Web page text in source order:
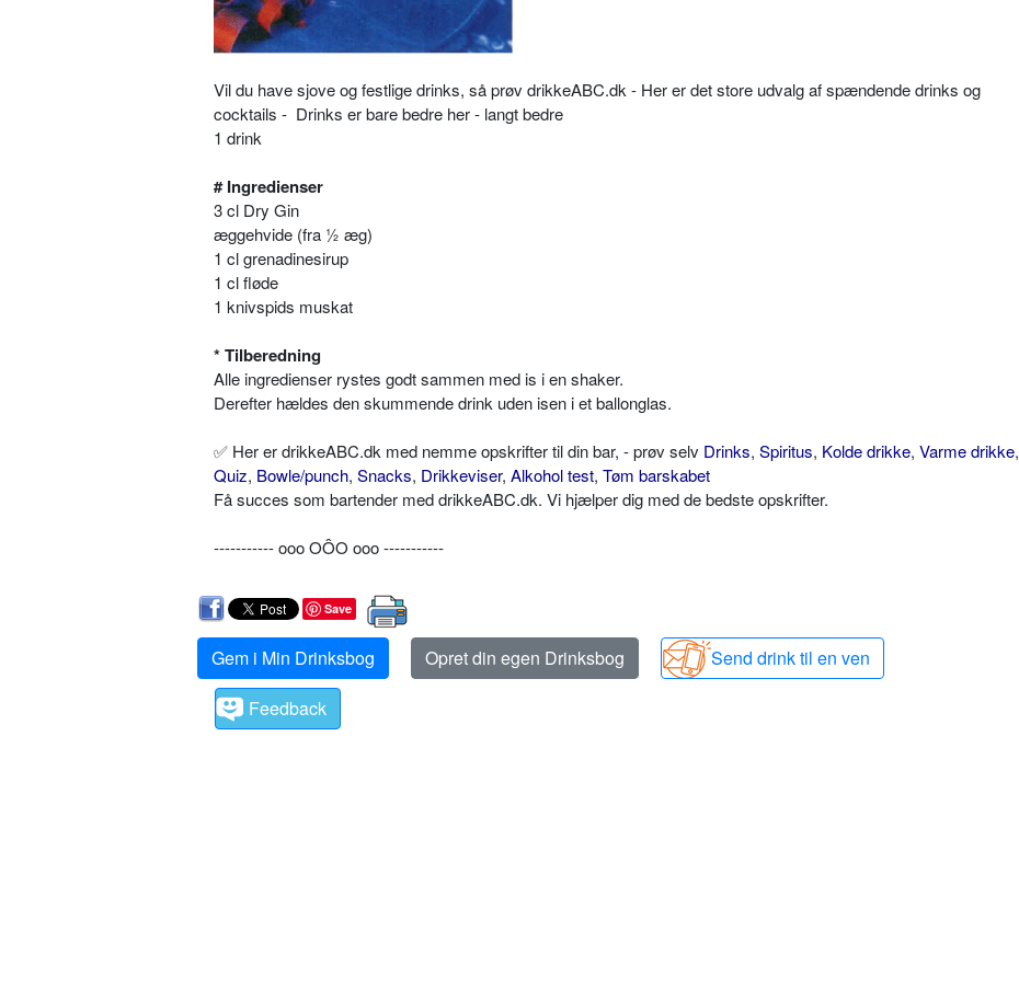
Vil du have sjove og festlige drinks, så prøv drikkeABC.dk - Her er det store udvalg af spændende drinks og
cocktails - Drinks er bare bedre her - langt bedre
1 drink
# Ingredienser
3 cl Dry Gin
æggehvide (fra ½ æg)
1 cl grenadinesirup
1 cl fløde
1 knivspids muskat
* Tilberedning
Alle ingredienser rystes godt sammen med is i en shaker.
Derefter hældes den skummende drink uden isen i et ballonglas.
✅ Her er drikkeABC.dk med nemme opskrifter til din bar, - prøv selv Drinks, Spiritus, Kolde drikke, Varme drikke,
Quiz, Bowle/punch, Snacks, Drikkeviser, Alkohol test, Tøm barskabet
Få succes som bartender med drikkeABC.dk. Vi hjælper dig med de bedste opskrifter.
----------- ooo OÔO ooo -----------
Save
Gem i Min Drinksbog Opret din egen Drinksbog
Send drink til en ven
Feedback